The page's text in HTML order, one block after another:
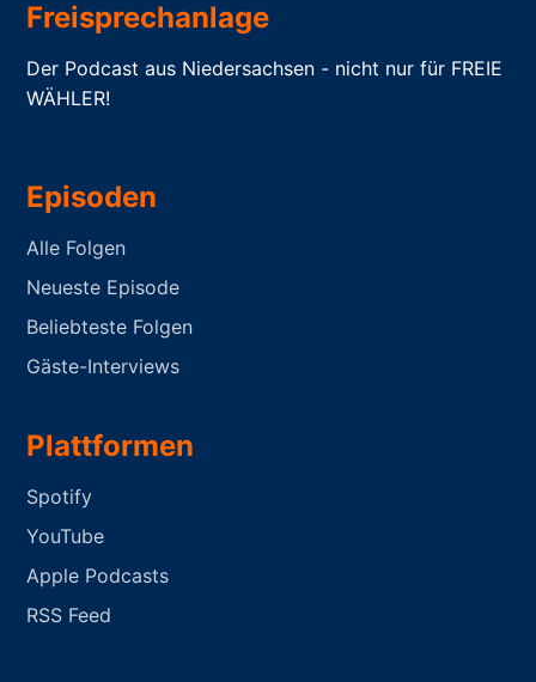
Freisprechanlage
Der Podcast aus Niedersachsen - nicht nur für FREIE
WÄHLER!
Episoden
Alle Folgen
Neueste Episode
Beliebteste Folgen
Gäste-Interviews
Plattformen
Spotify
YouTube
Apple Podcasts
RSS Feed